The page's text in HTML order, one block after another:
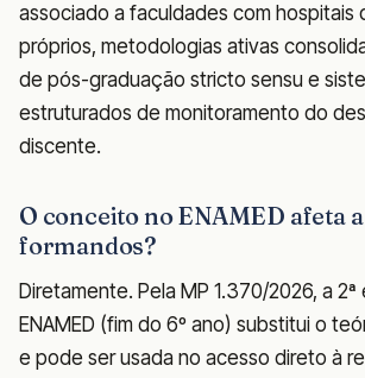
associado a faculdades com hospitais
próprios, metodologias ativas
de pós-graduação stricto sensu e
estruturados de monitoramento do
discente.
O conceito no ENAMED afeta
formandos?
Diretamente. Pela MP 1.370/2026, a
ENAMED (fim do 6º ano) substitui o
e pode ser usada no acesso direto à